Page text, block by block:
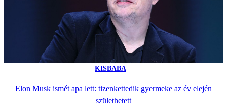
KISBABA
Elon Musk ismét apa lett: tizenkettedik gyermeke az év elején
születhetett